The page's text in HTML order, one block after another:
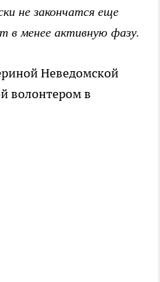
не закончатся еще
в менее активную фазу.
Неведомской
волонтером в